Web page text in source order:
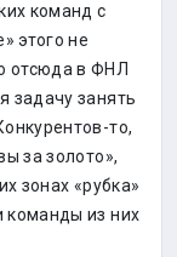
команд с
этого не
отсюда в ФНЛ
задачу занять
то,
за золото»,
зонах «рубка»
команды из них